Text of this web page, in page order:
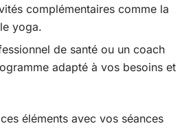
complémentaires comme la
yoga.
de santé ou un coach
adapté à vos besoins et
éléments avec vos séances